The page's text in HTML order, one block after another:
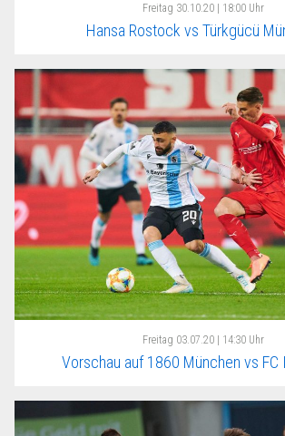
Freitag 30.10.20 | 18:00 Uhr
Hansa Rostock vs Türkgücü
Freitag 03.07.20 | 14:30 Uhr
Vorschau auf 1860 München vs